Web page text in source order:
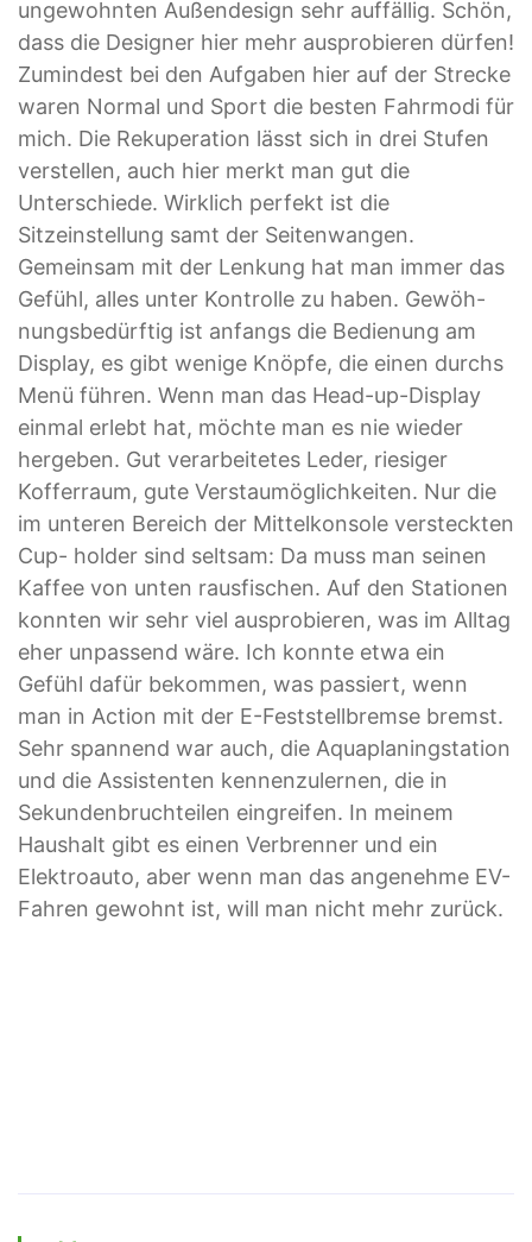
ungewohnten Außendesign sehr auffällig. Schön,
dass die Designer hier mehr ausprobieren dürfen!
Zumindest bei den Aufgaben hier auf der Strecke
waren Normal und Sport die besten Fahrmodi für
mich. Die Rekuperation lässt sich in drei Stufen
verstellen, auch hier merkt man gut die
Unterschiede. Wirklich perfekt ist die
Sitzeinstellung samt der Seitenwangen.
Gemeinsam mit der Lenkung hat man immer das
Gefühl, alles unter Kontrolle zu haben. Gewöh-
nungsbedürftig ist anfangs die Bedienung am
Display, es gibt wenige Knöpfe, die einen durchs
Menü führen. Wenn man das Head-up-Display
einmal erlebt hat, möchte man es nie wieder
hergeben. Gut verarbeitetes Leder, riesiger
Kofferraum, gute Verstaumöglichkeiten. Nur die
im unteren Bereich der Mittelkonsole versteckten
Cup- holder sind seltsam: Da muss man seinen
Kaffee von unten rausfischen. Auf den Stationen
konnten wir sehr viel ausprobieren, was im Alltag
eher unpassend wäre. Ich konnte etwa ein
Gefühl dafür bekommen, was passiert, wenn
man in Action mit der E-Feststellbremse bremst.
Sehr spannend war auch, die Aquaplaningstation
und die Assistenten kennenzulernen, die in
Sekundenbruchteilen eingreifen. In meinem
Haushalt gibt es einen Verbrenner und ein
Elektroauto, aber wenn man das angenehme EV-
Fahren gewohnt ist, will man nicht mehr zurück.